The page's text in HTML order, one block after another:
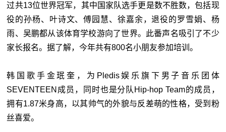
过共13位世界冠军，其中国家队选手更是数不胜数，包括现
役的孙杨、叶诗文、傅园慧、徐嘉余，退役的罗雪娟、杨
雨、吴鹏都从该体育学校游向了世界。此番声名吸引了不少
家长报名。据了解，今年共有800名小朋友参加培训。
韩国歌手金珉奎，为Pledis娱乐旗下男子音乐团体
SEVENTEEN成员，同时也是分队Hip-hop Team的成员，
拥有1.87米身高，以其帅气的外貌与反差萌的性格，受到粉
丝喜爱。